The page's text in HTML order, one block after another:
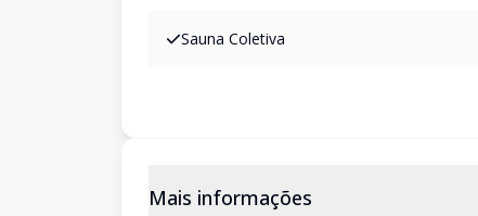
Sauna Coletiva
Mais informações